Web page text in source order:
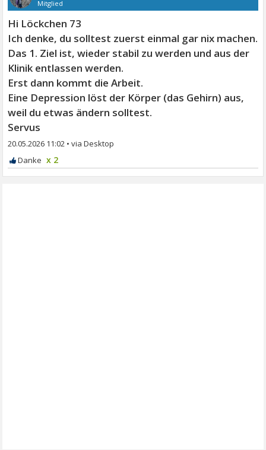
Mitglied
Hi Löckchen 73
Ich denke, du solltest zuerst einmal gar nix machen.
Das 1. Ziel ist, wieder stabil zu werden und aus der
Klinik entlassen werden.
Erst dann kommt die Arbeit.
Eine Depression löst der Körper (das Gehirn) aus,
weil du etwas ändern solltest.
Servus
20.05.2026 11:02 •
x 2